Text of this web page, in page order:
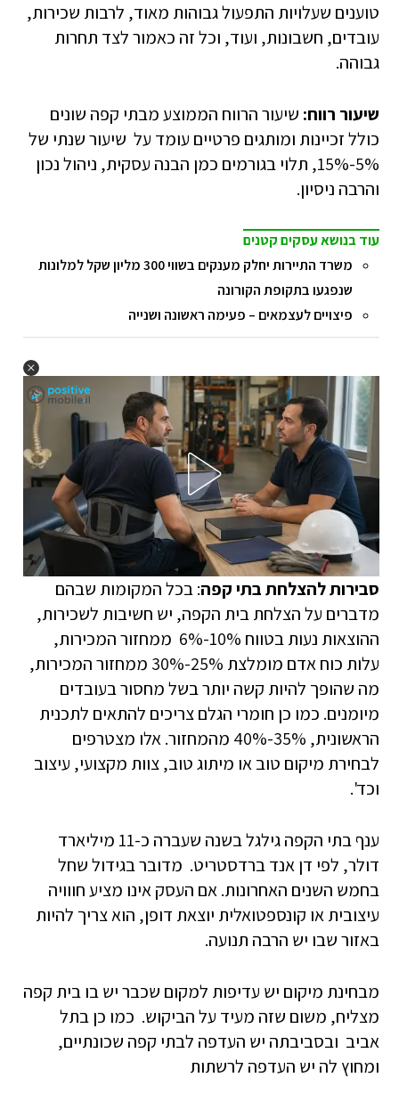
טוענים שעלויות התפעול גבוהות מאוד, לרבות שכירות,
עובדים, חשבונות, ועוד, וכל זה כאמור לצד תחרות
גבוהה.
שיעור רווח: שיעור הרווח הממוצע מבתי קפה שונים
כולל זכיינות ומותגים פרטיים עומד על שיעור שנתי של
5%-15%, תלוי בגורמים כמן הבנה עסקית, ניהול נכון
והרבה ניסיון.
עוד בנושא עסקים קטנים
משרד התיירות יחלק מענקים בשווי 300 מליון שקל למלונות
שנפגעו בתקופת הקורונה
פיצויים לעצמאים – פעימה ראשונה ושנייה
סבירות להצלחת בתי קפה: בכל המקומות שבהם
מדברים על הצלחת בית הקפה, יש חשיבות לשכירות,
ההוצאות נעות בטווח 10%-6% ממחזור המכירות,
עלות כוח אדם מומלצת 25%-30% ממחזור המכירות,
מה שהופך להיות קשה יותר בשל מחסור בעובדים
מיומנים. כמו כן חומרי הגלם צריכים להתאים לתכנית
הראשונית, 35%-40% מהמחזור. אלו מצטרפים
לבחירת מיקום טוב או מיתוג טוב, צוות מקצועי, עיצוב
וכד'.
ענף בתי הקפה גילגל בשנה שעברה כ-11 מיליארד
דולר, לפי דן אנד ברדסטריט. מדובר בגידול שחל
בחמש השנים האחרונות. אם העסק אינו מציע חווויה
עיצובית או קונספטואלית יוצאת דופן, הוא צריך להיות
באזור שבו יש הרבה תנועה.
מבחינת מיקום יש עדיפות למקום שכבר יש בו בית קפה
מצליח, משום שזה מעיד על הביקוש. כמו כן בתל
אביב ובסביבתה יש העדפה לבתי קפה שכונתיים,
ומחוץ לה יש העדפה לרשתות